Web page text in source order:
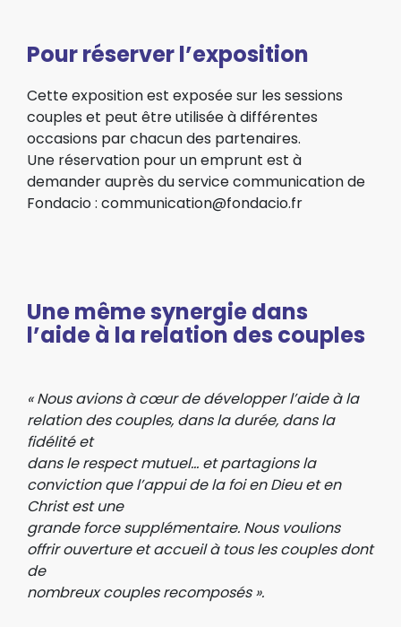
Pour réserver l’exposition
Cette exposition est exposée sur les sessions
couples et peut être utilisée à différentes
occasions par chacun des partenaires.
Une réservation pour un emprunt est à
demander auprès du service communication de
Fondacio : communication@fondacio.fr
Une même synergie dans
l’aide à la relation des couples
« Nous avions à cœur de développer l’aide à la
relation des couples, dans la durée, dans la
fidélité et
dans le respect mutuel… et partagions la
conviction que l’appui de la foi en Dieu et en
Christ est une
grande force supplémentaire. Nous voulions
offrir ouverture et accueil à tous les couples dont
de
nombreux couples recomposés ».